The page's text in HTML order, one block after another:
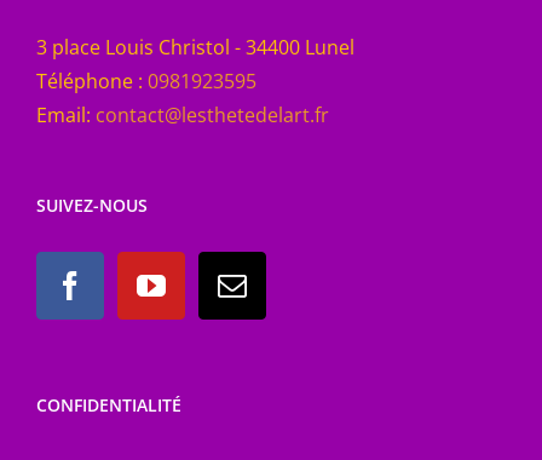
3 place Louis Christol - 34400 Lunel
Téléphone : 0981923595
Email: contact@lesthetedelart.fr
SUIVEZ-NOUS
CONFIDENTIALITÉ